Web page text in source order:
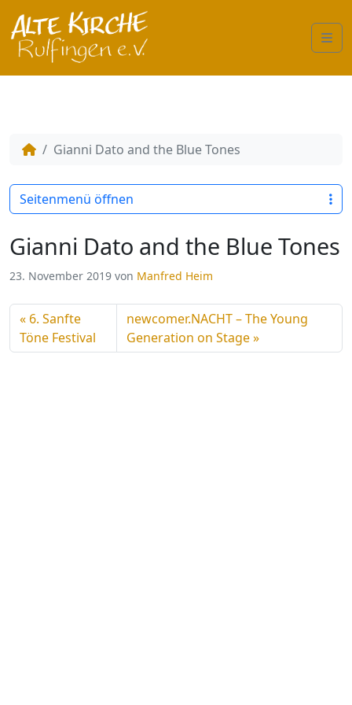
Gianni Dato and the Blue Tones
Gianni Dato and the Blue Tones
23. November 2019 von Manfred Heim
6. Sanfte
Töne Festival
newcomer.NACHT – The Young
Generation on Stage
Seitenmenü öffnen